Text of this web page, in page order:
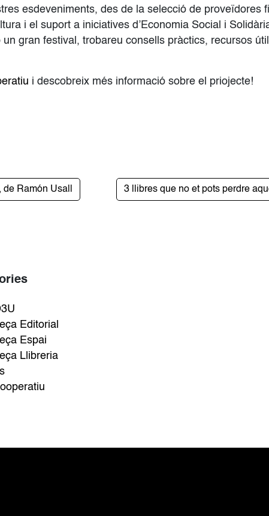
esdeveniments, des de la selecció de proveïdores
i el suport a iniciatives d’Economia Social i
gran festival, trobareu consells pràctics, recursos
i descobreix més informació sobre el priojecte!
de Ramón Usall 3 llibres que no et pots perdre
Editorial
Espai
Llibreria